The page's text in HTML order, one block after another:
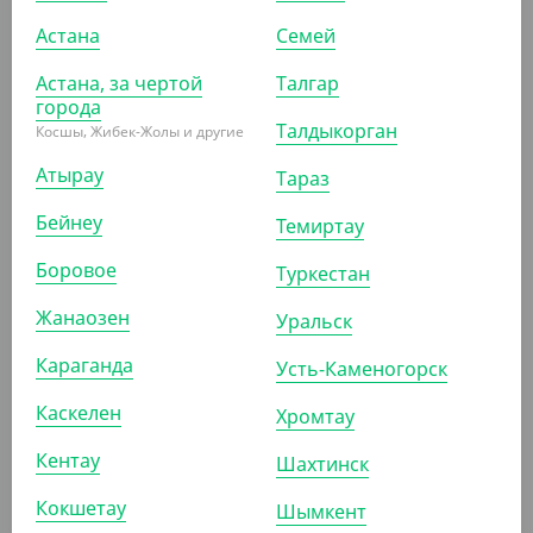
6 846
(6 846₸/ШТ)
любых твердых поверхностей, 5 кг
ШТ КОР (4)
АРТ. 4103701
627.90
Астана
Астана, за чертой
города
Косшы, Жибек-Жолы и другие
Атырау
Бейнеу
Боровое
Жанаозен
Караганда
Каскелен
Кентау
Кокшетау
Семей
Талгар
Талдыкорган
Тараз
Темиртау
Туркестан
Уральск
Усть-Каменогорск
Хромтау
Шахтинск
Шымкент